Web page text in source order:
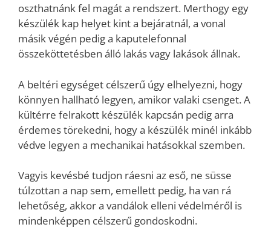
oszthatnánk fel magát a rendszert. Merthogy egy
készülék kap helyet kint a bejáratnál, a vonal
másik végén pedig a kaputelefonnal
összeköttetésben álló lakás vagy lakások állnak.
A beltéri egységet célszerű úgy elhelyezni, hogy
könnyen hallható legyen, amikor valaki csenget. A
kültérre felrakott készülék kapcsán pedig arra
érdemes törekedni, hogy a készülék minél inkább
védve legyen a mechanikai hatásokkal szemben.
Vagyis kevésbé tudjon ráesni az eső, ne süsse
túlzottan a nap sem, emellett pedig, ha van rá
lehetőség, akkor a vandálok elleni védelméről is
mindenképpen célszerű gondoskodni.